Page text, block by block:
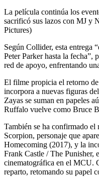
La película continúa los
sacrificó sus lazos con MJ y
Pictures)
Según Collider, esta entrega
Peter Parker hasta la fecha”,
red de apoyo, enfrentando
El filme propicia el retorno
incorpora a nuevas figuras
Zayas se suman en papeles
Ruffalo vuelve como Bruce
También se ha confirmado
Scorpion, personaje que
Homecoming (2017), y la
Frank Castle / The Punisher,
cinematográfica en el MCU.
reparto, retomando su papel